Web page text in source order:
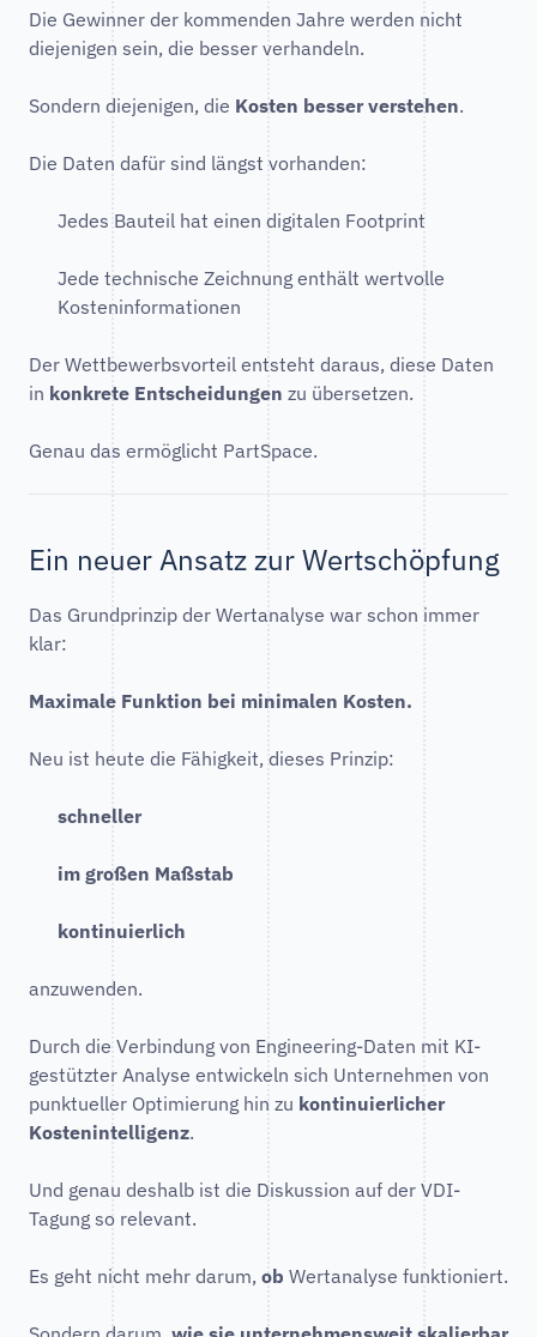
Die Gewinner der kommenden Jahre werden nicht
diejenigen sein, die besser verhandeln.
Sondern diejenigen, die Kosten besser verstehen.
Die Daten dafür sind längst vorhanden:
Jedes Bauteil hat einen digitalen Footprint
Jede technische Zeichnung enthält wertvolle
Kosteninformationen
Der Wettbewerbsvorteil entsteht daraus, diese Daten
in konkrete Entscheidungen zu übersetzen.
Genau das ermöglicht PartSpace.
Ein neuer Ansatz zur Wertschöpfung
Das Grundprinzip der Wertanalyse war schon immer
klar:
Maximale Funktion bei minimalen Kosten.
Neu ist heute die Fähigkeit, dieses Prinzip:
schneller
im großen Maßstab
kontinuierlich
anzuwenden.
Durch die Verbindung von Engineering-Daten mit KI-
gestützter Analyse entwickeln sich Unternehmen von
punktueller Optimierung hin zu kontinuierlicher
Kostenintelligenz.
Und genau deshalb ist die Diskussion auf der VDI-
Tagung so relevant.
Es geht nicht mehr darum, ob Wertanalyse funktioniert.